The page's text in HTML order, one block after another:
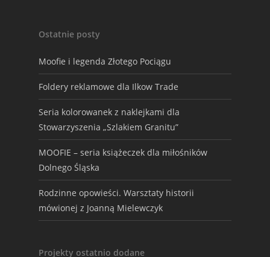
Ostatnie posty
Moofie i legenda Złotego Pociągu
Foldery reklamowe dla Ilkow Trade
Seria kolorowanek z naklejkami dla
Stowarzyszenia „Szlakiem Granitu”
MOOFIE – seria książeczek dla miłośników
Dolnego Śląska
Rodzinne opowieści. Warsztaty historii
mówionej z Joanną Mielewczyk
Projekty ostatnio dodane